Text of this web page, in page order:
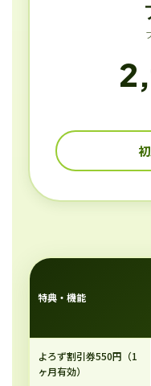
特典・機能
よろず割引券550円（1
ヶ月有効）